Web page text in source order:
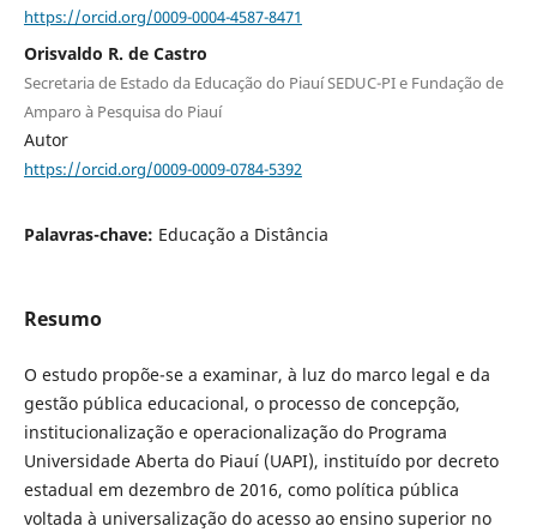
https://orcid.org/0009-0004-4587-8471
Orisvaldo R. de Castro
Secretaria de Estado da Educação do Piauí SEDUC-PI e Fundação de
Amparo à Pesquisa do Piauí
Autor
https://orcid.org/0009-0009-0784-5392
Palavras-chave: Educação a Distância
Resumo
O estudo propõe-se a examinar, à luz do marco legal e da
gestão pública educacional, o processo de concepção,
institucionalização e operacionalização do Programa
Universidade Aberta do Piauí (UAPI), instituído por decreto
estadual em dezembro de 2016, como política pública
voltada à universalização do acesso ao ensino superior no